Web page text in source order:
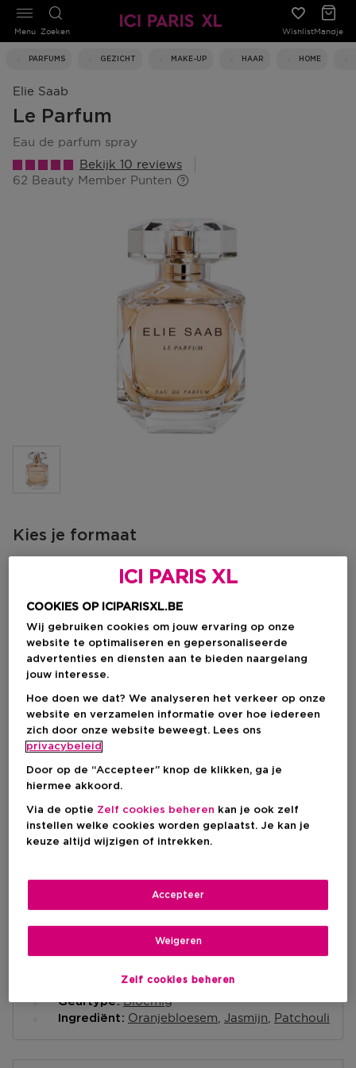
Zoeken WishlistMandje
PARFUMS GEZICHT MAKE-UP HAAR HOME
Menu
Elie Saab
Le Parfum
eau de parfum spray
Bekijk 10 reviews
62 Beauty Member Punten
Kies je formaat
30 ML
€ 62,05
€ 73,00
50 ML
€ 95,20
€ 145,00
Kortingsprijs
€ 62,05
-15% Aanbevolen verkoopprijs fabrikant€ 73,00
Levering aan huis
-
Ophalen in een winkel nabij jou.
Liquid
Geurtype Bloemig
Ingrediënt Oranjebloesem Jasmijn Patchouli
ICI PARIS XL
COOKIES OP ICIPARISXL.BE
Wij gebruiken cookies om jouw ervaring op onze
website te optimaliseren en gepersonaliseerde
advertenties en diensten aan te bieden naargelang
jouw interesse.
Hoe doen we dat? We analyseren het verkeer op onze
website en verzamelen informatie over hoe iedereen
zich door onze website beweegt. Lees ons
privacybeleid
Door op de “Accepteer” knop de klikken, ga je
hiermee akkoord.
Via de optie Zelf cookies beheren kan je ook zelf
instellen welke cookies worden geplaatst. Je kan je
keuze altijd wijzigen of intrekken.
Zelf cookies beheren
Weigeren
Accepteer